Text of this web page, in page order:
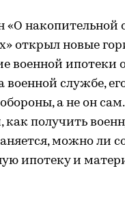
«О накопительной
открыл новые
военной ипотеки
службе,
а не он
как получить
можно ли
ипотеку и